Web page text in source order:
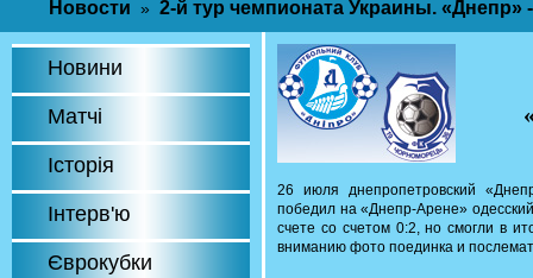
Новости » 2-й тур чемпионата Украины.
Новини
Матчі
Історія
Інтерв'ю
Єврокубки
26 июля днепропетровский
победил на «Днепр-Арене»
счете со счетом 0:2, но смогли в
вниманию фото поединка и